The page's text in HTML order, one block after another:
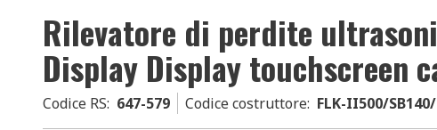
Rilevatore di perdite
Display Display touchscreen
Codice RS: 647-579 Codice costruttore: FLK-II500/SB140/